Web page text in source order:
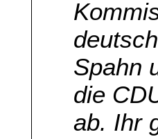
Spahn
die
ab. Ihr